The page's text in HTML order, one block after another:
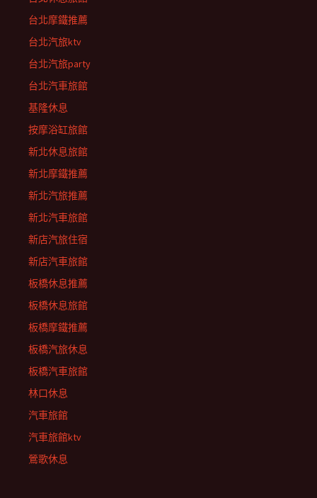
台北摩鐵推薦
台北汽旅ktv
台北汽旅party
台北汽車旅館
基隆休息
按摩浴缸旅館
新北休息旅館
新北摩鐵推薦
新北汽旅推薦
新北汽車旅館
新店汽旅住宿
新店汽車旅館
板橋休息推薦
板橋休息旅館
板橋摩鐵推薦
板橋汽旅休息
板橋汽車旅館
林口休息
汽車旅館
汽車旅館ktv
鶯歌休息